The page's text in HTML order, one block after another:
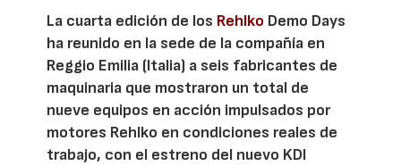
La cuarta edición de los Rehlko Demo Days
ha reunido en la sede de la compañía en
Reggio Emilia (Italia) a seis fabricantes de
maquinaria que mostraron un total de
nueve equipos en acción impulsados por
motores Rehlko en condiciones reales de
trabajo, con el estreno del nuevo KDI